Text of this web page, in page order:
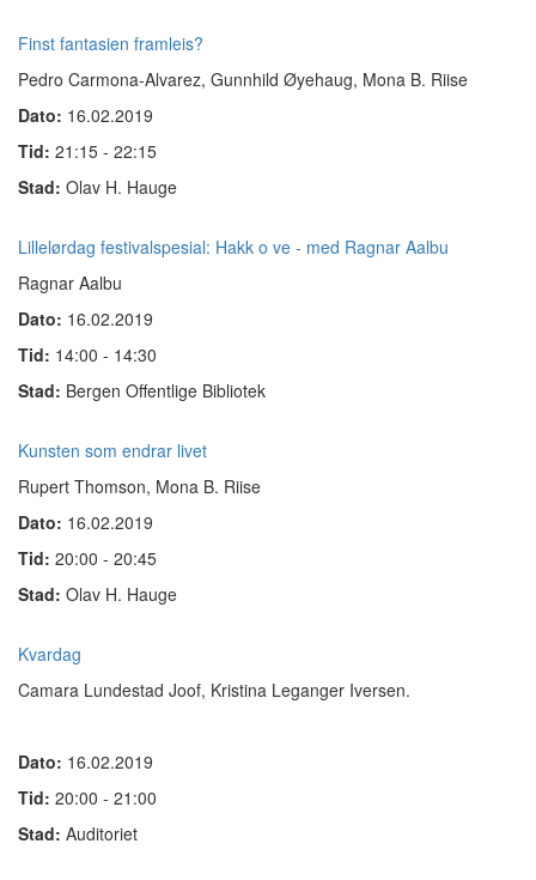
Finst fantasien framleis?
Pedro Carmona-Alvarez, Gunnhild Øyehaug, Mona B. Riise
Dato: 16.02.2019
Tid: 21:15 - 22:15
Stad: Olav H. Hauge
Lillelørdag festivalspesial: Hakk o ve - med Ragnar Aalbu
Ragnar Aalbu
Dato: 16.02.2019
Tid: 14:00 - 14:30
Stad: Bergen Offentlige Bibliotek
Kunsten som endrar livet
Rupert Thomson, Mona B. Riise
Dato: 16.02.2019
Tid: 20:00 - 20:45
Stad: Olav H. Hauge
Kvardag
Camara Lundestad Joof, Kristina Leganger Iversen.
Dato: 16.02.2019
Tid: 20:00 - 21:00
Stad: Auditoriet